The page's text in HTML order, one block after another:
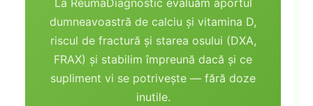
dumneavoastră de calciu și vitamina D,
riscul de fractură și starea osului (DXA,
FRAX) și stabilim împreună dacă și ce
supliment vi se potrivește — fără doze
inutile.